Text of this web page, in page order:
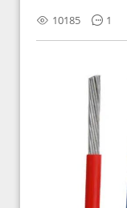
10185 1